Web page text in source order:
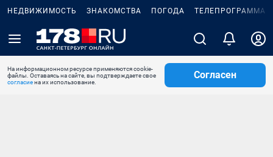
НЕДВИЖИМОСТЬ ЗНАКОМСТВА ПОГОДА ТЕЛЕПРОГРАММА
На информационном ресурсе применяются cookie-
файлы. Оставаясь на сайте, вы подтверждаете свое
согласиена их использование.
Согласен